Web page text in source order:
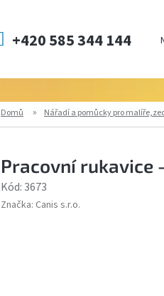
+420 585 344 144
Domů Nářadí a pomůcky pro
Pracovní rukavice
Kód:3673
Značka: Canis s.r.o.